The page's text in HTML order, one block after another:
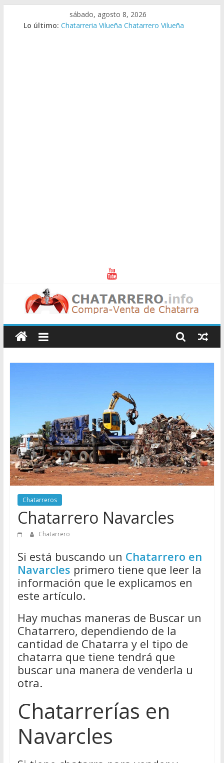
sábado, agosto 8, 2026
Lo último: Chatarreria Vilueña Chatarrero Vilueña
Chatarreros
–
de
Chatarra
Directorio
de
Chatarreros
para
vender
Chatarra
Chatarreros
Chatarrero Navarcles
Chatarrero
Si está buscando un Chatarrero en
Navarcles primero tiene que leer la
información que le explicamos en
este artículo.
Hay muchas maneras de Buscar un
Chatarrero, dependiendo de la
cantidad de Chatarra y el tipo de
chatarra que tiene tendrá que
buscar una manera de venderla u
otra.
Chatarrerías en
Navarcles